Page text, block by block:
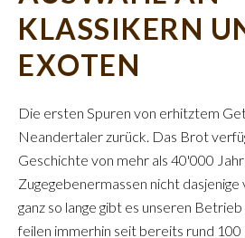
KLASSIKERN
EXOTEN
Die ersten Spuren von erhitztem
Neandertaler zurück. Das Brot
Geschichte von mehr als 40'000
Zugegebenermassen nicht dasjenige
ganz so lange gibt es unseren
feilen immerhin seit bereits rund 100